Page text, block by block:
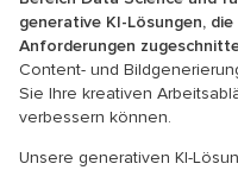
generative KI-Lösungen,
Anforderungen
Content- und
Sie Ihre kreativen
verbessern können.
Unsere generativen KI-